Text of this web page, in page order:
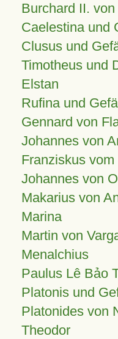
Burchard II.
Caelestina und
Clusus und
Timotheus und
Elstan
Rufina und
Gennard von
Johannes von
Franziskus
Johannes von
Makarius von
Marina
Martin von
Menalchius
Paulus Lê Bảo
Platonis und
Platonides von
Theodor